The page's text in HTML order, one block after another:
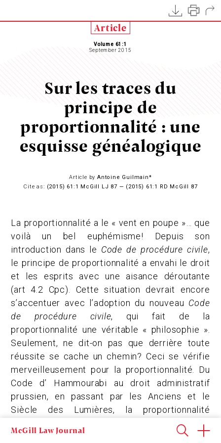
McGill Law Journal
Article
Volume 61:1
September 2015
Sur les traces du
principe de
proportionnalité : une
esquisse généalogique
Article by Antoine Guilmain*
Cite as: (2015) 61:1 McGill LJ 87 — (2015) 61:1 RD McGill 87
La proportionnalité a le « vent en poupe »… que
voilà un bel euphémisme! Depuis son
introduction dans le Code de procédure civile,
le principe de proportionnalité a envahi le droit
et les esprits avec une aisance déroutante
(art 4.2 Cpc). Cette situation devrait encore
s’accentuer avec l’adoption du nouveau Code
de procédure civile, qui fait de la
proportionnalité une véritable « philosophie ».
Seulement, ne dit-on pas que derrière toute
réussite se cache un chemin? Ceci se vérifie
merveilleusement pour la proportionnalité. Du
Code d’ Hammourabi au droit administratif
prussien, en passant par les Anciens et le
Siècle des Lumières, la proportionnalité
imprègne le droit depuis la nuit des temps —
quoique sous des appellations variées et